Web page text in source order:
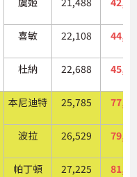
喜敏 22,108
杜納 22,688
本尼迪特 25,785
波拉 26,529
帕丁頓 27,225